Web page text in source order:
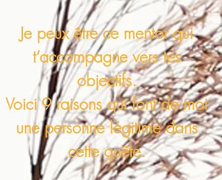
Je peux être ce mentor qui
t’accompagne vers tes
objectifs.
Voici 9 raisons qui font de moi
une personne légitime dans
cette quête.